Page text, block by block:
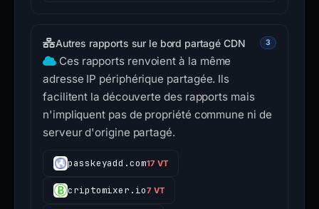
Autres rapports sur le bord partagé CDN 3
Ces rapports renvoient à la même
adresse IP périphérique partagée. Ils
facilitent la découverte des rapports mais
n'impliquent pas de propriété commune ni de
serveur d'origine partagé.
passkeyadd.com17 VT
criptomixer.io7 VT